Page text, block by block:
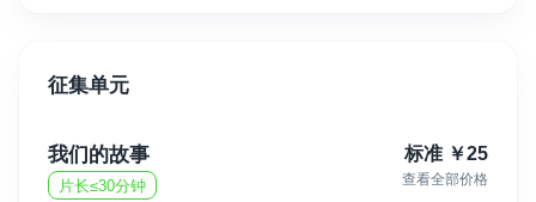
征集单元
我们的故事
片长≤30分钟
标准 ￥25
查看全部价格